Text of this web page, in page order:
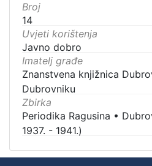
Broj
14
Uvjeti korištenja
Javno dobro
Imatelj građe
Znanstvena knjižnica
Dubrovniku
Zbirka
Periodika Ragusina •
1937. - 1941.)